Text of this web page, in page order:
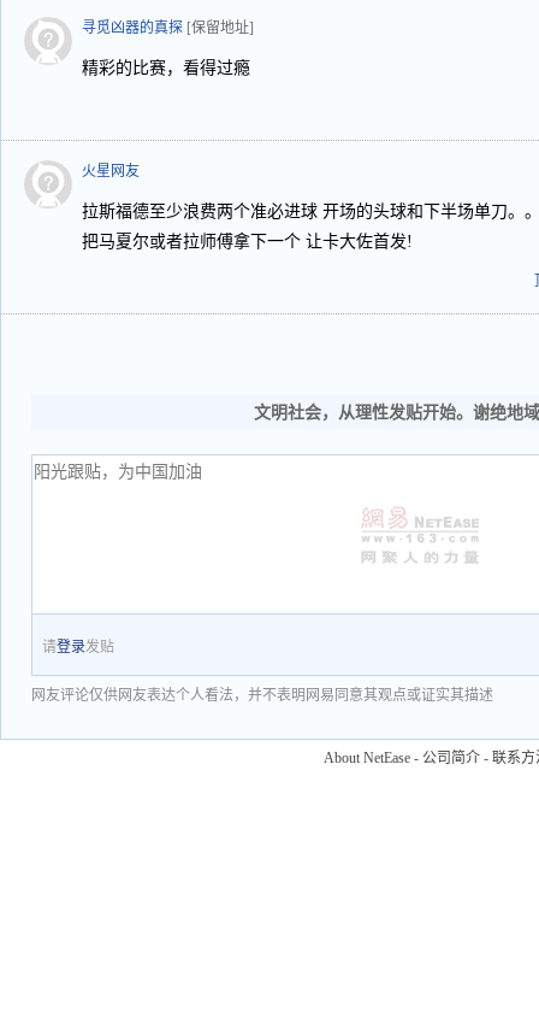
寻觅凶器的真探 [保留地址]
精彩的比赛，看得过瘾
火星网友
拉斯福德至少浪费两个准必进球 开场的头球和下半场单刀。
把马夏尔或者拉师傅拿下一个 让卡大佐首发!
文明社会，从理性发贴开始。谢绝地
请登录发贴
网友评论仅供网友表达个人看法，并不表明网易同意其观点或证实其描述
About NetEase - 公司简介 - 联系方